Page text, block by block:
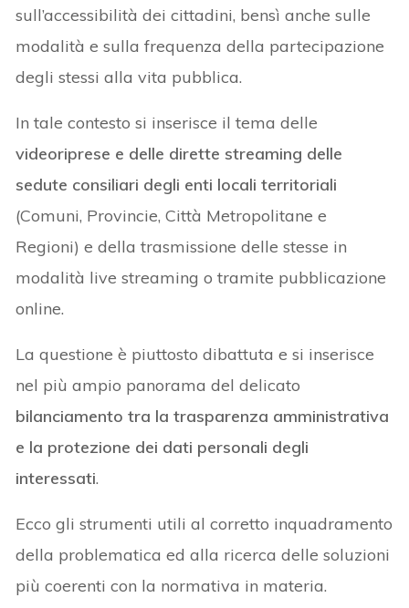
sull’accessibilità dei cittadini, bensì anche sulle
modalità e sulla frequenza della partecipazione
degli stessi alla vita pubblica.
In tale contesto si inserisce il tema delle
videoriprese e delle dirette streaming delle
sedute consiliari degli enti locali territoriali
(Comuni, Provincie, Città Metropolitane e
Regioni) e della trasmissione delle stesse in
modalità live streaming o tramite pubblicazione
online.
La questione è piuttosto dibattuta e si inserisce
nel più ampio panorama del delicato
bilanciamento tra la trasparenza amministrativa
e la protezione dei dati personali degli
interessati.
Ecco gli strumenti utili al corretto inquadramento
della problematica ed alla ricerca delle soluzioni
più coerenti con la normativa in materia.